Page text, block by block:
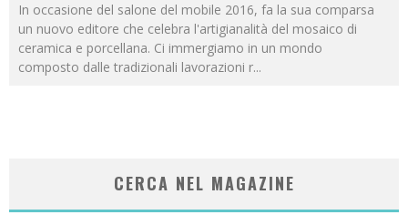
In occasione del salone del mobile 2016, fa la sua comparsa
un nuovo editore che celebra l'artigianalità del mosaico di
ceramica e porcellana. Ci immergiamo in un mondo
composto dalle tradizionali lavorazioni r...
CERCA NEL MAGAZINE